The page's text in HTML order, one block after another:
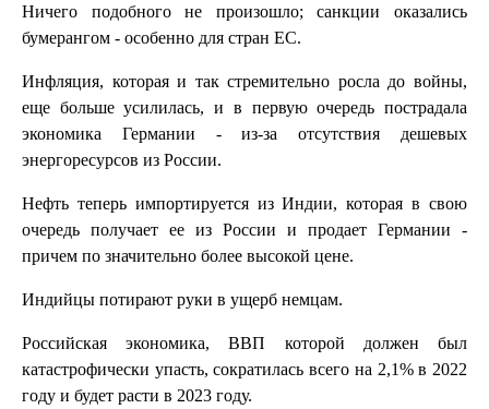
Ничего подобного не произошло; санкции оказались
бумерангом - особенно для стран ЕС.
Инфляция, которая и так стремительно росла до войны,
еще больше усилилась, и в первую очередь пострадала
экономика Германии - из-за отсутствия дешевых
энергоресурсов из России.
Нефть теперь импортируется из Индии, которая в свою
очередь получает ее из России и продает Германии -
причем по значительно более высокой цене.
Индийцы потирают руки в ущерб немцам.
Российская экономика, ВВП которой должен был
катастрофически упасть, сократилась всего на 2,1% в 2022
году и будет расти в 2023 году.